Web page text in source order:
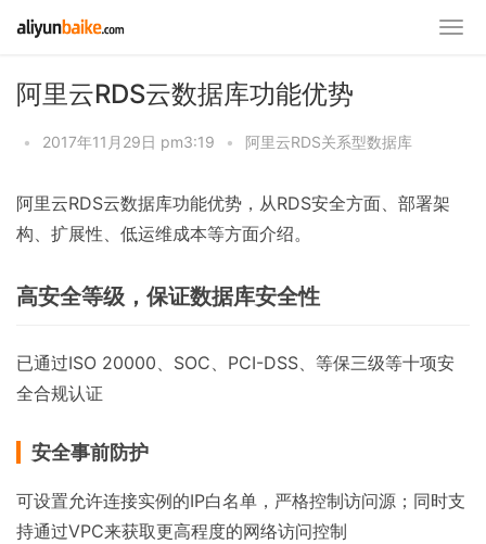
阿里云RDS云数据库功能优势
• 2017年11月29日 pm3:19 • 阿里云RDS关系型数据库
阿里云RDS云数据库功能优势，从RDS安全方面、部署架
构、扩展性、低运维成本等方面介绍。
高安全等级，保证数据库安全性
已通过ISO 20000、SOC、PCI-DSS、等保三级等十项安
全合规认证
安全事前防护
可设置允许连接实例的IP白名单，严格控制访问源；同时支
持通过VPC来获取更高程度的网络访问控制